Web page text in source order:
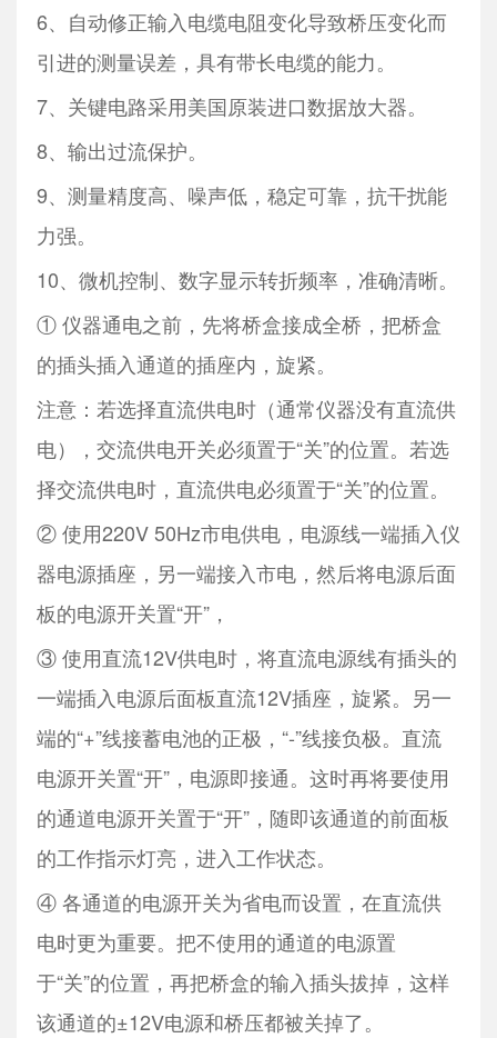
6、自动修正输入电缆电阻变化导致桥压变化而
引进的测量误差，具有带长电缆的能力。
7、关键电路采用美国原装进口数据放大器。
8、输出过流保护。
9、测量精度高、噪声低，稳定可靠，抗干扰能
力强。
10、微机控制、数字显示转折频率，准确清晰。
① 仪器通电之前，先将桥盒接成全桥，把桥盒
的插头插入通道的插座内，旋紧。
注意：若选择直流供电时（通常仪器没有直流供
电），交流供电开关必须置于“关”的位置。若选
择交流供电时，直流供电必须置于“关”的位置。
② 使用220V 50Hz市电供电，电源线一端插入仪
器电源插座，另一端接入市电，然后将电源后面
板的电源开关置“开”，
③ 使用直流12V供电时，将直流电源线有插头的
一端插入电源后面板直流12V插座，旋紧。另一
端的“+”线接蓄电池的正极，“-”线接负极。直流
电源开关置“开”，电源即接通。这时再将要使用
的通道电源开关置于“开”，随即该通道的前面板
的工作指示灯亮，进入工作状态。
④ 各通道的电源开关为省电而设置，在直流供
电时更为重要。把不使用的通道的电源置
于“关”的位置，再把桥盒的输入插头拔掉，这样
该通道的±12V电源和桥压都被关掉了。